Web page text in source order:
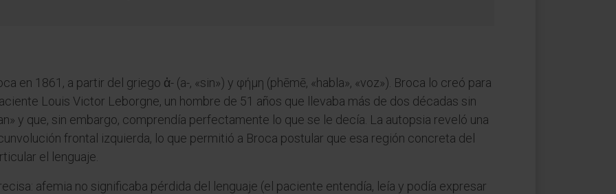
en 1861, a partir del griego ἀ- (a-, «sin») y φήμη (phēmē, «habla», «voz»). Broca lo creó para
Louis Victor Leborgne, un hombre de 51 años que llevaba más de dos décadas sin
y que, sin embargo, comprendía perfectamente lo que se le decía. La autopsia reveló una
frontal izquierda, lo que permitió a Broca postular que esa región concreta del
el lenguaje.
afemia no significaba pérdida del lenguaje (el paciente entendía, leía y podía expresar